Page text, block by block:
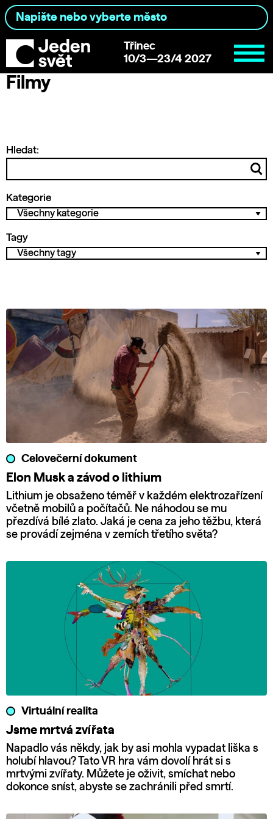
Třinec
10/3—23/4 2027
Filmy
Hledat:
Kategorie
Tagy
Celovečerní dokument
Elon Musk a závod o lithium
Lithium je obsaženo téměř v každém elektrozařízení
včetně mobilů a počítačů. Ne náhodou se mu
přezdívá bílé zlato. Jaká je cena za jeho těžbu, která
se provádí zejména v zemích třetího světa?
Virtuální realita
Jsme mrtvá zvířata
Napadlo vás někdy, jak by asi mohla vypadat liška s
holubí hlavou? Tato VR hra vám dovolí hrát si s
mrtvými zvířaty. Můžete je oživit, smíchat nebo
dokonce sníst, abyste se zachránili před smrtí.